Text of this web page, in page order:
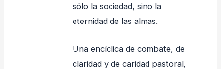
sólo la sociedad, sino la
eternidad de las almas.
Una encíclica de combate, de
claridad y de caridad pastoral,